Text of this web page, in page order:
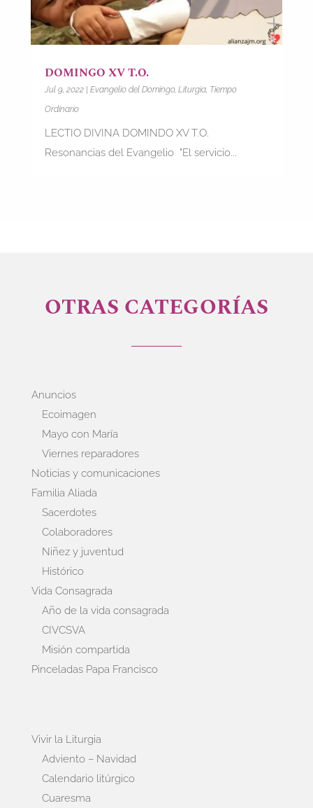
DOMINGO XV T.O.
Jul 9, 2022| Evangelio del Domingo, Liturgia, Tiempo
Ordinario
LECTIO DIVINA DOMINDO XV T.O.
Resonancias del Evangelio "El servicio...
OTRAS CATEGORÍAS
Anuncios
Ecoimagen
Mayo con María
Viernes reparadores
Noticias y comunicaciones
Familia Aliada
Sacerdotes
Colaboradores
Niñez y juventud
Histórico
Vida Consagrada
Año de la vida consagrada
CIVCSVA
Misión compartida
Pinceladas Papa Francisco
Vivir la Liturgia
Adviento – Navidad
Calendario litúrgico
Cuaresma